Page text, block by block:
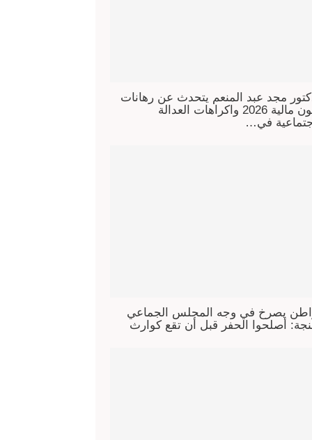
مجد عبد المنعم يتحدث عن رهانات
قانون مالية 2026 واكراهات العدالة
في…
يصرخ في وجه المجلس الجماعي
أصلحوا الحفر قبل أن تقع كوارث